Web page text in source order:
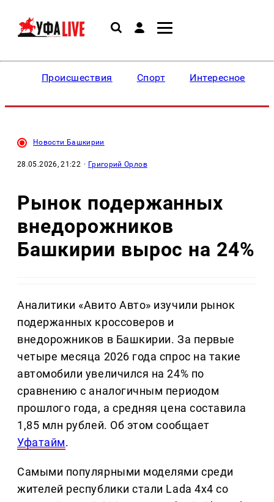
Происшествия Спорт Интересное
Новости Башкирии
28.05.2026, 21:22 · Григорий Орлов
Рынок подержанных
внедорожников
Башкирии вырос на 24%
Аналитики «Авито Авто» изучили рынок
подержанных кроссоверов и
внедорожников в Башкирии. За первые
четыре месяца 2026 года спрос на такие
автомобили увеличился на 24% по
сравнению с аналогичным периодом
прошлого года, а средняя цена составила
1,85 млн рублей. Об этом сообщает
Уфатайм.
Самыми популярными моделями среди
жителей республики стали Lada 4x4 со